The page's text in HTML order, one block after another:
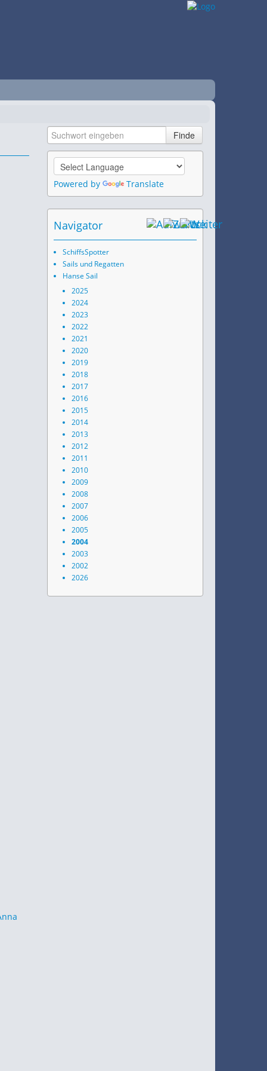
Powered by Translate
Navigator
SchiffsSpotter
Sails und Regatten
Hanse Sail
2025
2024
2023
2022
2021
2020
2019
2018
2017
2016
2015
2014
2013
2012
2011
2010
2009
2008
2007
2006
2005
2004
2003
2002
2026